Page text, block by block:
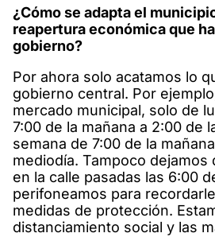
¿Cómo se adapta el
reapertura económica que
gobierno?
Por ahora solo acatamos lo
gobierno central. Por
mercado municipal, solo de
7:00 de la mañana a 2:00 de
semana de 7:00 de la
mediodía. Tampoco dejamos
en la calle pasadas las 6:00
perifoneamos para
medidas de protección.
distanciamiento social y las